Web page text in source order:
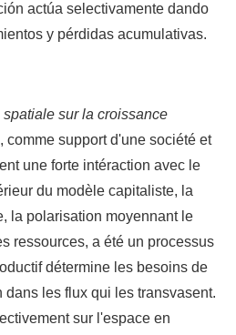
actúa selectivamente dando
y pérdidas acumulativas.
sur la croissance
comme support d'une société et
une forte intéraction avec le
du modèle capitaliste, la
la polarisation moyennant le
ressources, a été un processus
détermine les besoins de
dans les flux qui les transvasent.
sur l'espace en